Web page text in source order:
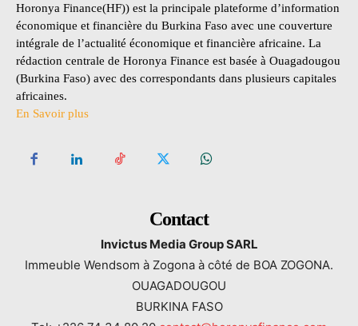
Horonya Finance(HF)) est la principale plateforme d’information
économique et financière du Burkina Faso avec une couverture
intégrale de l’actualité économique et financière africaine. La
rédaction centrale de Horonya Finance est basée à Ouagadougou
(Burkina Faso) avec des correspondants dans plusieurs capitales
africaines.
En Savoir plus
Contact
Invictus Media Group SARL
Immeuble Wendsom à Zogona à côté de BOA ZOGONA.
OUAGADOUGOU
BURKINA FASO